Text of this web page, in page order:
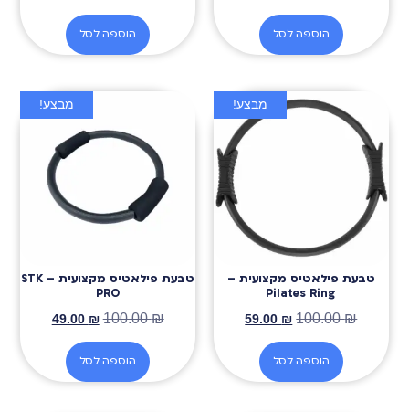
הוספה לסל הוספה לסל
מבצע!
טבעת פילאטיס מקצועית –
Pilates Ring
100.00₪
59.00 ₪
הוספה לסל
מבצע!
טבעת פילאטיס מקצועית – STK
PRO
100.00₪
49.00 ₪
הוספה לסל